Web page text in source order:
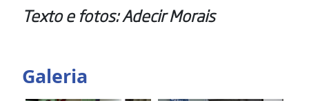
Texto e fotos: Adecir Morais
Galeria